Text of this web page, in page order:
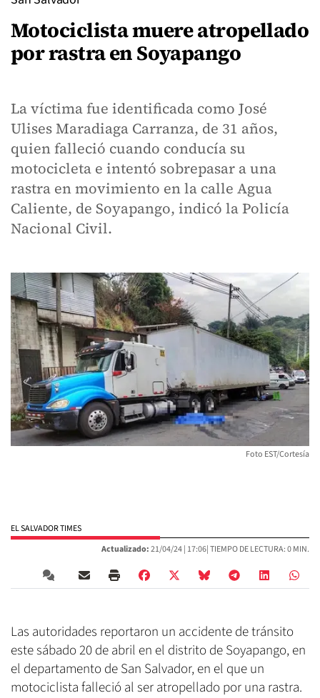
Motociclista muere atropellado
por rastra en Soyapango
La víctima fue identificada como José
Ulises Maradiaga Carranza, de 31 años,
quien falleció cuando conducía su
motocicleta e intentó sobrepasar a una
rastra en movimiento en la calle Agua
Caliente, de Soyapango, indicó la Policía
Nacional Civil.
Foto EST/Cortesía
EL SALVADOR TIMES
Actualizado:21/04/24 | 17:06| TIEMPO DE LECTURA: 0 MIN.
Las autoridades reportaron un accidente de tránsito
este sábado 20 de abril en el distrito de Soyapango, en
el departamento de San Salvador, en el que un
motociclista falleció al ser atropellado por una rastra.